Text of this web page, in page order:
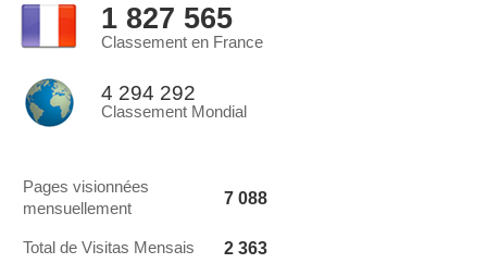
1 827 565
Classement en France
4 294 292
Classement Mondial
Pages visionnées
mensuellement
7 088
Total de Visitas Mensais 2 363